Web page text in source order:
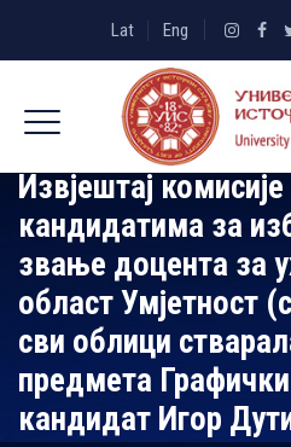
Lat Eng
Извјештај
кандидатима за
звање доцента за
област Умјетност
сви облици
предмета
кандидат Игор